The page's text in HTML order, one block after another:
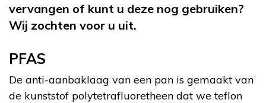
vervangen of kunt u deze nog gebruiken?
Wij zochten voor u uit.
PFAS
De anti-aanbaklaag van een pan is gemaakt van
de kunststof polytetrafluoretheen dat we teflon